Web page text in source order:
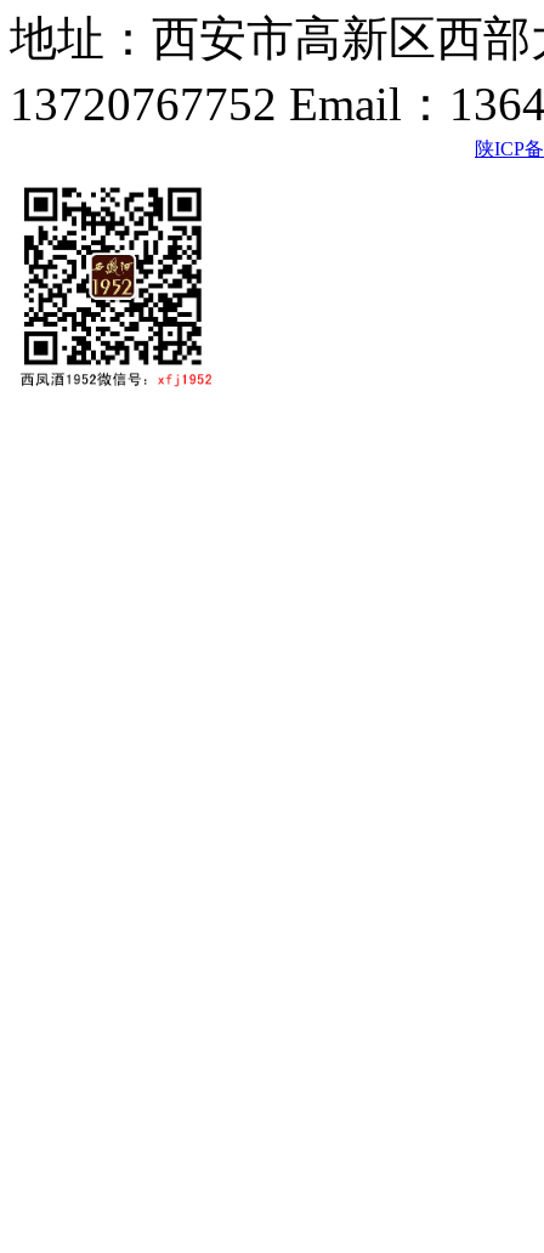
地址：西安市高新区西
13720767752 Email：
陕ICP